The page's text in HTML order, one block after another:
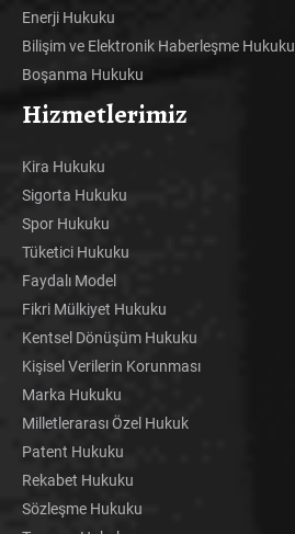
Enerji Hukuku
Bilişim ve Elektronik Haberleşme Hukuku
Boşanma Hukuku
Hizmetlerimiz
Kira Hukuku
Sigorta Hukuku
Spor Hukuku
Tüketici Hukuku
Faydalı Model
Fikri Mülkiyet Hukuku
Kentsel Dönüşüm Hukuku
Kişisel Verilerin Korunması
Marka Hukuku
Milletlerarası Özel Hukuk
Patent Hukuku
Rekabet Hukuku
Sözleşme Hukuku